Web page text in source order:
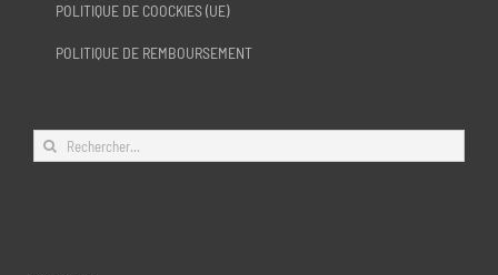
POLITIQUE DE COOCKIES (UE)
POLITIQUE DE REMBOURSEMENT
Rechercher: